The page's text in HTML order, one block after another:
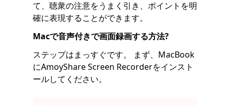
て、聴衆の注意をうまく引き、ポイントを明
確に表現することができます。
Macで音声付きで画面録画する方法?
ステップはまっすぐです。 まず、MacBook
にAmoyShare Screen Recorderをインスト
ールしてください。